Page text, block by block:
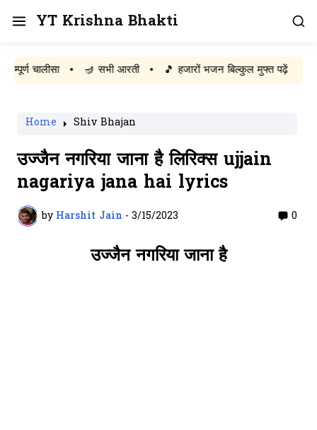
YT Krishna Bhakti
• 🪔 सभी आरती • 🎵 हजारों भजन बिल्कुल मुफ्त पढ़ें
Home Shiv Bhajan
उज्जैन नगरिया जाना है लिरिक्स ujjain
nagariya jana hai lyrics
by Harshit Jain - 3/15/2023 0
उज्जैन नगरिया जाना है